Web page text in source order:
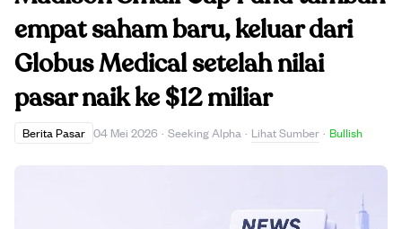
empat saham baru, keluar dari
Globus Medical setelah nilai
pasar naik ke $12 miliar
Berita Pasar 04 Mei 2026 · Seeking Alpha · Lihat Sumber · Bullish